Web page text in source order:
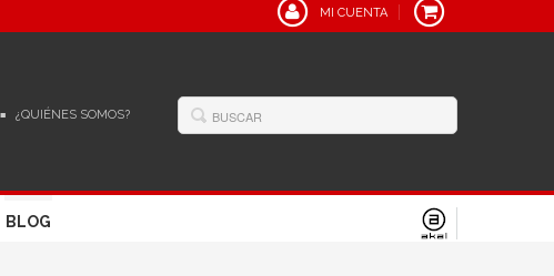
MI CUENTA
¿QUIÉNES SOMOS?
BLOG